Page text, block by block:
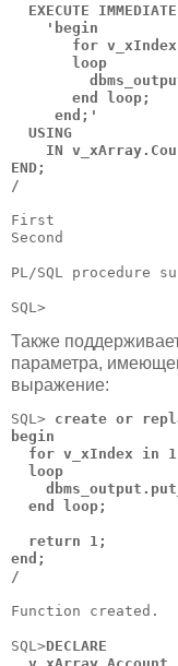
  EXECUTE IMMEDIATE
    'begin
for
       loop
       end loop;
     end;'
  USING
IN
END;
/
First
Second
PL/SQL procedure
SQL>
Также
параметра,
выражение:
SQL> create or
begin
for v_xIndex in
  loop
  end loop;
  return 1;
end;
/
Function created.
SQL>DECLARE